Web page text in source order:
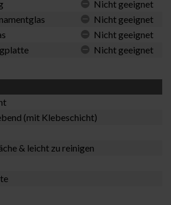
Nicht geeignet
Nicht geeignet
Nicht geeignet
Nicht geeignet
(mit Klebeschicht)
& leicht zu reinigen